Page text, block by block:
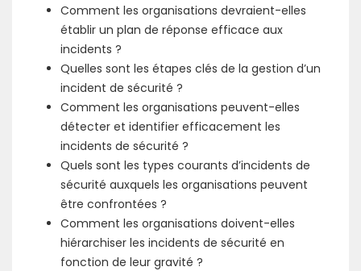
Comment les organisations devraient-elles
établir un plan de réponse efficace aux
incidents ?
Quelles sont les étapes clés de la gestion d’un
incident de sécurité ?
Comment les organisations peuvent-elles
détecter et identifier efficacement les
incidents de sécurité ?
Quels sont les types courants d’incidents de
sécurité auxquels les organisations peuvent
être confrontées ?
Comment les organisations doivent-elles
hiérarchiser les incidents de sécurité en
fonction de leur gravité ?